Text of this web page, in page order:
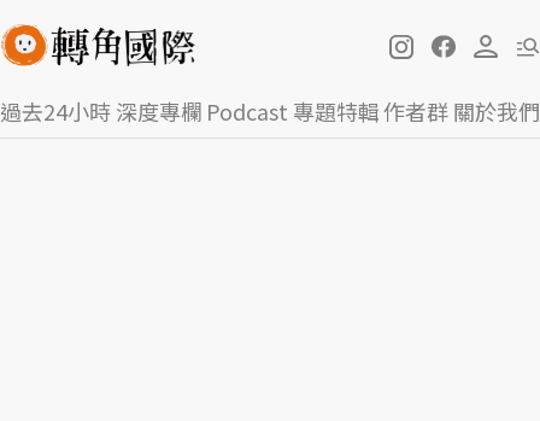
過去24小時深度專欄 Podcast 專題特輯作者群關於我們